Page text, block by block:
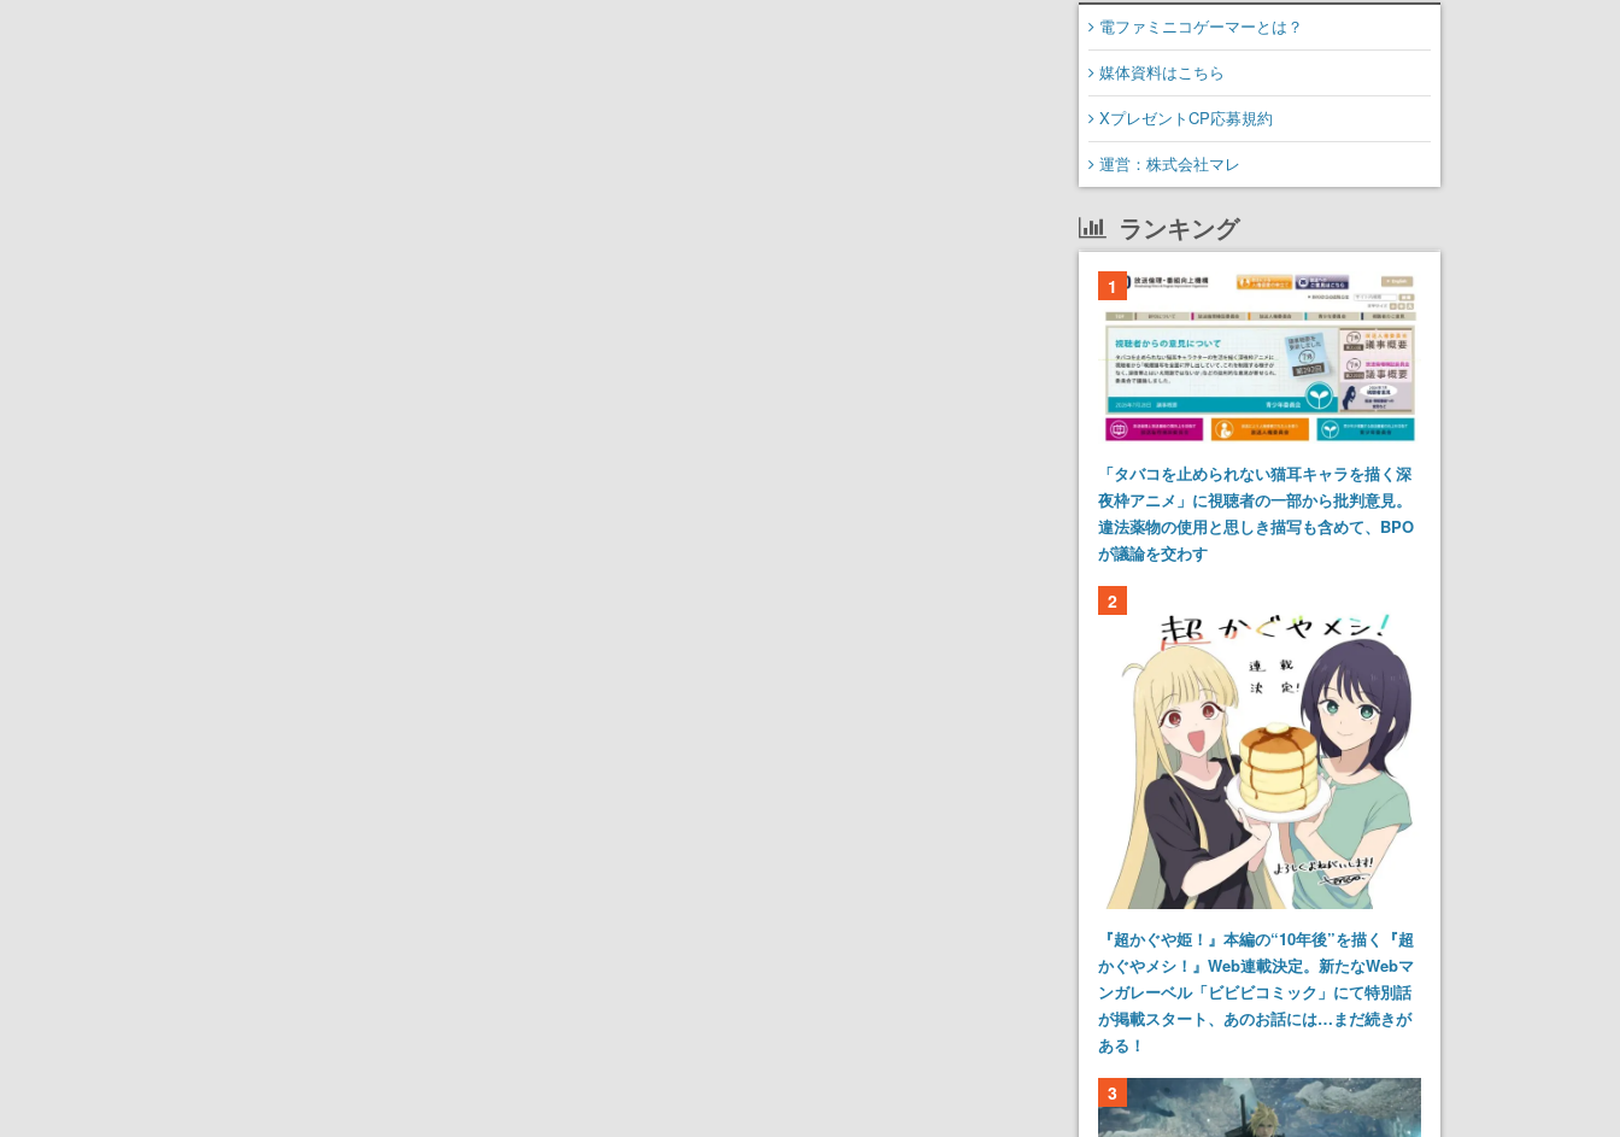
電ファミニコゲーマーとは？
媒体資料はこちら
XプレゼントCP応募規約
運営：株式会社マレ
ランキング
1
「タバコを止められない猫耳キャラを描く深
夜枠アニメ」に視聴者の一部から批判意見。
違法薬物の使用と思しき描写も含めて、BPO
が議論を交わす
2
『超かぐや姫！』本編の“10年後”を描く『超
かぐやメシ！』Web連載決定。新たなWebマ
ンガレーベル「ビビビコミック」にて特別話
が掲載スタート、あのお話には…まだ続きが
ある！
3